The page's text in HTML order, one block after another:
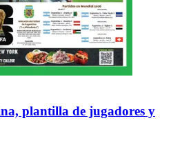
plantilla de jugadores y